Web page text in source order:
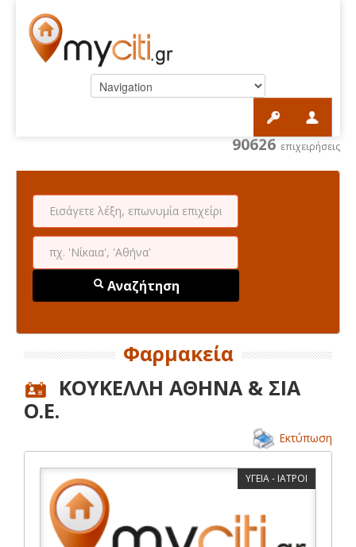
90626 επιχειρήσεις
Αναζήτηση
Φαρμακεία
ΚΟΥΚΕΛΛΗ ΑΘΗΝΑ & ΣΙΑ
Ο.Ε.
Εκτύπωση
ΥΓΕΙΑ - ΙΑΤΡΟΙ